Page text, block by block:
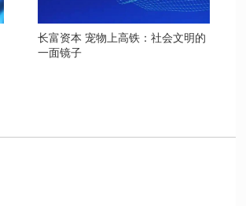
长富资本 宠物上高铁：社会文明的
一面镜子